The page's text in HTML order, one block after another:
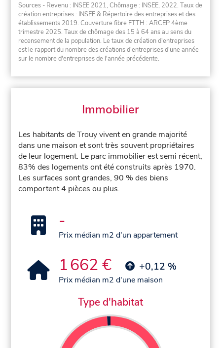
Sources - Revenu : INSEE 2021, Chômage : INSEE, 2022. Taux de
création entreprises : INSEE & Répertoire des entreprises et des
établissements 2019. Couverture fibre FTTH : ARCEP 4ème
trimestre 2025. Taux de chômage des 15 à 64 ans au sens du
recensement de la population. Le taux de création d'entreprises
est le rapport du nombre des créations d'entreprises d'une année
sur le nombre d'entreprises de l'année précédente.
Immobilier
Les habitants de Trouy vivent en grande majorité
dans une maison et sont très souvent propriétaires
de leur logement. Le parc immobilier est semi récent,
83% des logements ont été construits après 1970.
Les surfaces sont grandes, 90 % des biens
comportent 4 pièces ou plus.
-
Prix médian m2 d'un appartement
1 662 € +0,12 %
Prix médian m2 d'une maison
Type d'habitat